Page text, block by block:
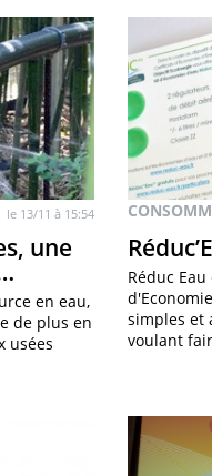
le 13/11 à 15:54
une
en eau,
de plus en
usées
Réduc
simples et
voulant